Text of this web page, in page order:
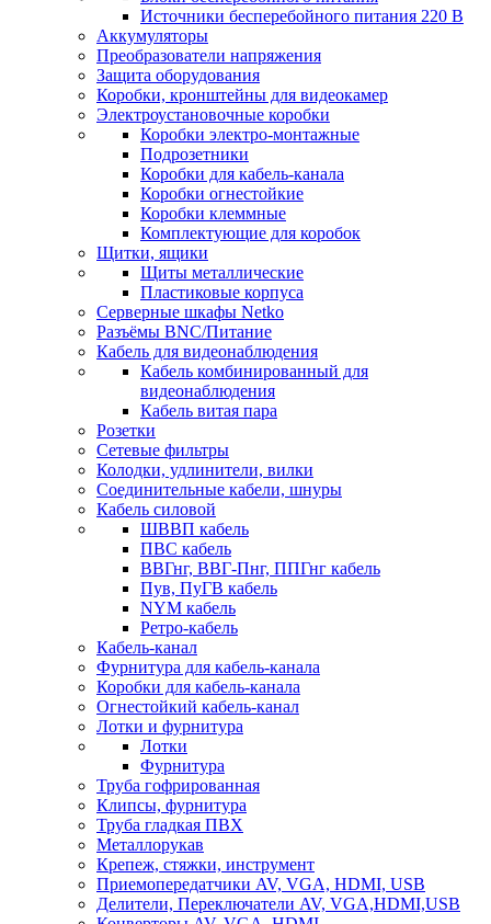
Источники бесперебойного питания 220 В
Аккумуляторы
Преобразователи напряжения
Защита оборудования
Коробки, кронштейны для видеокамер
Электроустановочные коробки
Коробки электро-монтажные
Подрозетники
Коробки для кабель-канала
Коробки огнестойкие
Коробки клеммные
Комплектующие для коробок
Щитки, ящики
Щиты металлические
Пластиковые корпуса
Серверные шкафы Netko
Разъёмы BNC/Питание
Кабель для видеонаблюдения
Кабель комбинированный для
видеонаблюдения
Кабель витая пара
Розетки
Сетевые фильтры
Колодки, удлинители, вилки
Соединительные кабели, шнуры
Кабель силовой
ШВВП кабель
ПВС кабель
ВВГнг, ВВГ-Пнг, ППГнг кабель
Пув, ПуГВ кабель
NYM кабель
Ретро-кабель
Кабель-канал
Фурнитура для кабель-канала
Коробки для кабель-канала
Огнестойкий кабель-канал
Лотки и фурнитура
Лотки
Фурнитура
Труба гофрированная
Клипсы, фурнитура
Труба гладкая ПВХ
Металлорукав
Крепеж, стяжки, инструмент
Приемопередатчики AV, VGA, HDMI, USB
Делители, Переключатели AV, VGA,HDMI,USB